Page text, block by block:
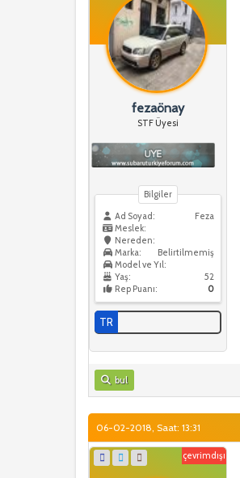
fezaönay
STF Üyesi
Bilgiler
Ad Soyad:
Feza
Meslek:
Nereden:
Belirtilmemiş
Marka:
Model ve Yıl:
Yaş:
52
Rep Puanı:
0
TR
bul
06-02-2018, Saat: 13:31
çevrimdışı